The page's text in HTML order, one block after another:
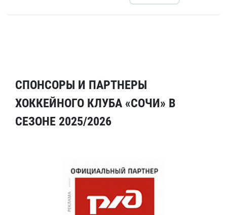
СПОНСОРЫ И ПАРТНЕРЫ
ХОККЕЙНОГО КЛУБА «СОЧИ» В
СЕЗОНЕ 2025/2026